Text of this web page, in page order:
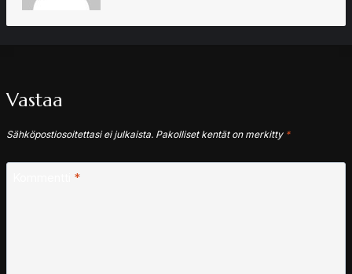
Vastaa
Sähköpostiosoitettasi ei julkaista. Pakolliset kentät on merkitty *
*